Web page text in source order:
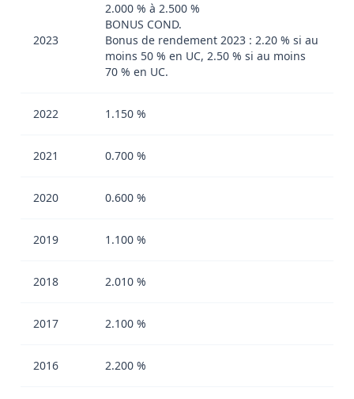
2023
2.000 % à 2.500 %
BONUS COND.
Bonus de rendement 2023 : 2.20 % si au
moins 50 % en UC, 2.50 % si au moins
70 % en UC.
2022 1.150 %
2021 0.700 %
2020 0.600 %
2019 1.100 %
2018 2.010 %
2017 2.100 %
2016 2.200 %